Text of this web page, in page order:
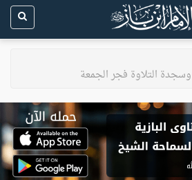
التلاوة فجر الجمعة